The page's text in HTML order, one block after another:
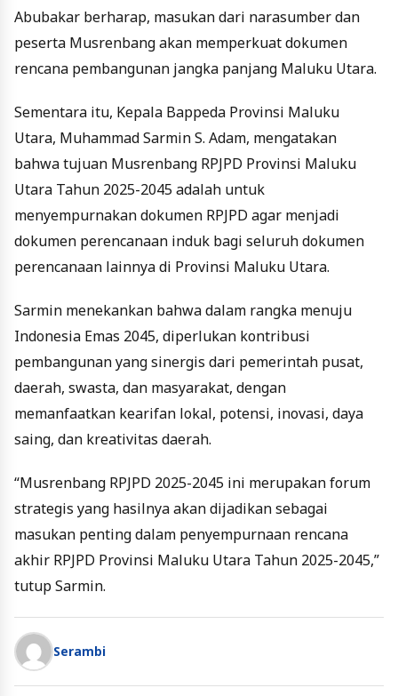
Abubakar berharap, masukan dari narasumber dan
peserta Musrenbang akan memperkuat dokumen
rencana pembangunan jangka panjang Maluku Utara.
Sementara itu, Kepala Bappeda Provinsi Maluku
Utara, Muhammad Sarmin S. Adam, mengatakan
bahwa tujuan Musrenbang RPJPD Provinsi Maluku
Utara Tahun 2025-2045 adalah untuk
menyempurnakan dokumen RPJPD agar menjadi
dokumen perencanaan induk bagi seluruh dokumen
perencanaan lainnya di Provinsi Maluku Utara.
Sarmin menekankan bahwa dalam rangka menuju
Indonesia Emas 2045, diperlukan kontribusi
pembangunan yang sinergis dari pemerintah pusat,
daerah, swasta, dan masyarakat, dengan
memanfaatkan kearifan lokal, potensi, inovasi, daya
saing, dan kreativitas daerah.
“Musrenbang RPJPD 2025-2045 ini merupakan forum
strategis yang hasilnya akan dijadikan sebagai
masukan penting dalam penyempurnaan rencana
akhir RPJPD Provinsi Maluku Utara Tahun 2025-2045,”
tutup Sarmin.
Serambi